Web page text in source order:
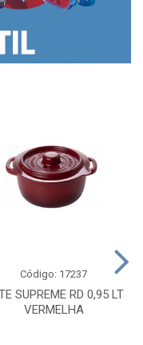
SUPREME RD 0,95 LT
VERMELHA
Código: 17237